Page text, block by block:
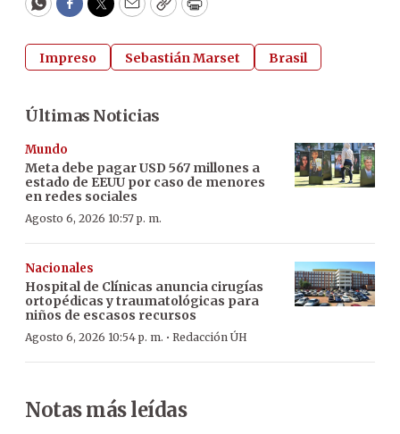
WhatsApp
Facebook
Twitter
EmailCopyPrint
Impreso Sebastián Marset Brasil
Últimas Noticias
Mundo
Meta debe pagar USD 567 millones a
estado de EEUU por caso de menores
en redes sociales
Agosto 6, 2026 10:57 p. m.
Nacionales
Hospital de Clínicas anuncia cirugías
ortopédicas y traumatológicas para
niños de escasos recursos
Agosto 6, 2026 10:54 p. m. · Redacción ÚH
Notas más leídas